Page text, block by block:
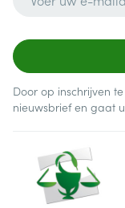
Door op inschrijven
nieuwsbrief en gaat